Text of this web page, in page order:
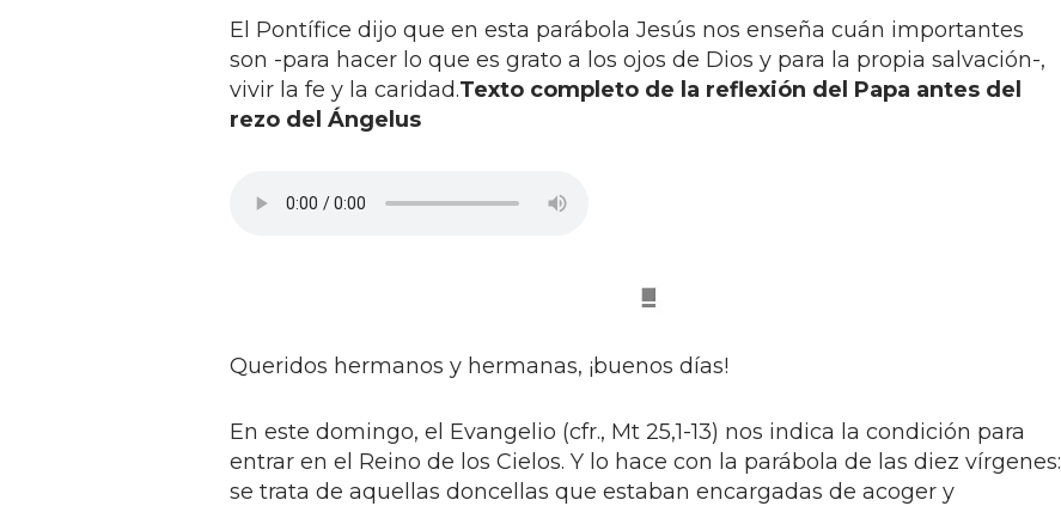
El Pontífice dijo que en esta parábola Jesús nos enseña cuán importantes
son -para hacer lo que es grato a los ojos de Dios y para la propia salvación-,
vivir la fe y la caridad.Texto completo de la reflexión del Papa antes del
rezo del Ángelus
Queridos hermanos y hermanas, ¡buenos días!
En este domingo, el Evangelio (cfr., Mt 25,1-13) nos indica la condición para
entrar en el Reino de los Cielos. Y lo hace con la parábola de las diez vírgenes:
se trata de aquellas doncellas que estaban encargadas de acoger y